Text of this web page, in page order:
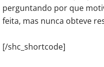
perguntando por que
feita, mas nunca obteve
[/shc_shortcode]